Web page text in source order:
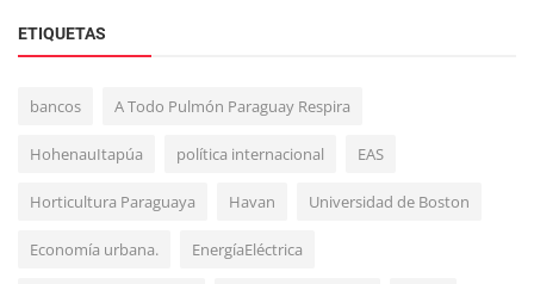
Mundo
Trump viajará a París para la histórica reapertura
ETIQUETAS
bancos A Todo Pulmón Paraguay Respira
HohenauItapúa política internacional EAS
Horticultura Paraguaya Havan Universidad de Boston
Economía urbana. EnergíaEléctrica